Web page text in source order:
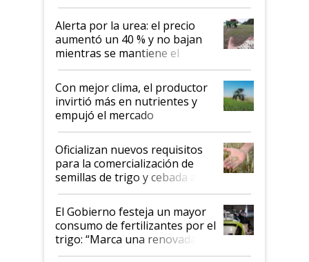
Alerta por la urea: el precio
aumentó un 40 % y no bajan
mientras se mantiene el
conflicto en Medio Oriente
Con mejor clima, el productor
invirtió más en nutrientes y
empujó el mercado
Oficializan nuevos requisitos
para la comercialización de
semillas de trigo y cebada a
granel
El Gobierno festeja un mayor
consumo de fertilizantes por el
trigo: “Marca una renovada
confianza de los productores”